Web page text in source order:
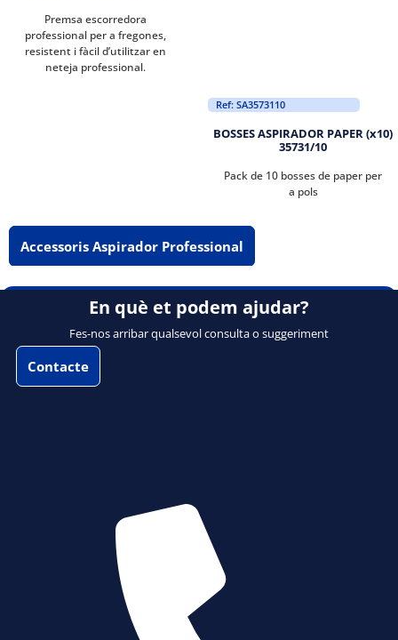
Premsa escorredora
professional per a fregones,
resistent i fàcil d’utilitzar en
neteja professional.
Ref: SA3573110
BOSSES ASPIRADOR PAPER (x10)
35731/10
Pack de 10 bosses de paper per
a pols
Accessoris Aspirador Professional
En què et podem ajudar?
Fes-nos arribar qualsevol consulta o suggeriment
Contacte